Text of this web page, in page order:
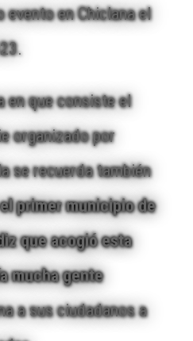
en Chiclana el
en que consiste el
organizado por
se recuerda también
primer municipio de
que acogió esta
mucha gente
a sus ciudadanos a